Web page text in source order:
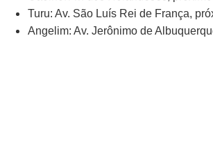
Turu: Av. São Luís Rei de França,
Angelim: Av. Jerônimo de